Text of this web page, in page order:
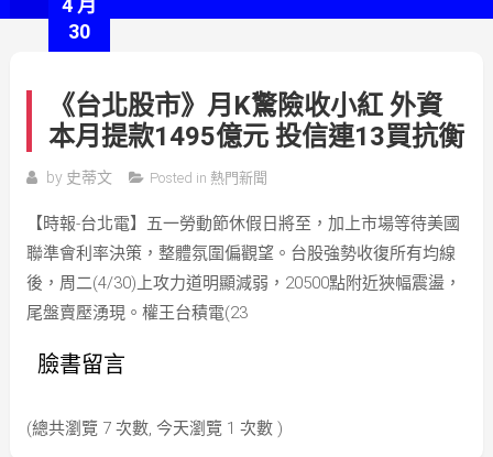
4 月
30
《台北股市》月K驚險收小紅 外資
本月提款1495億元 投信連13買抗衡
by 史蒂文 Posted in 熱門新聞
【時報-台北電】五一勞動節休假日將至，加上市場等待美國
聯準會利率決策，整體氛圍偏觀望。台股強勢收復所有均線
後，周二(4/30)上攻力道明顯減弱，20500點附近狹幅震盪，
尾盤賣壓湧現。權王台積電(23
臉書留言
(總共瀏覽 7 次數, 今天瀏覽 1 次數 )